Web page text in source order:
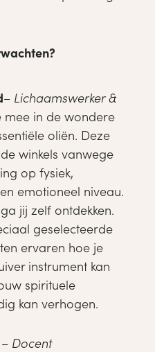
– Lichaamswerker &
in de wondere
oliën. Deze
winkels vanwege
op fysiek,
emotioneel niveau.
jij zelf ontdekken.
geselecteerde
ervaren hoe je
instrument kan
spirituele
kan verhogen.
Docent